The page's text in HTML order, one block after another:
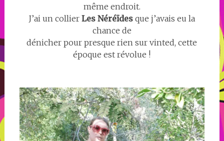
même endroit.
J’ai un collierLes Néréïdes que j’avais eu la
chance de
dénicher pour presque rien sur vinted, cette
époque est révolue !